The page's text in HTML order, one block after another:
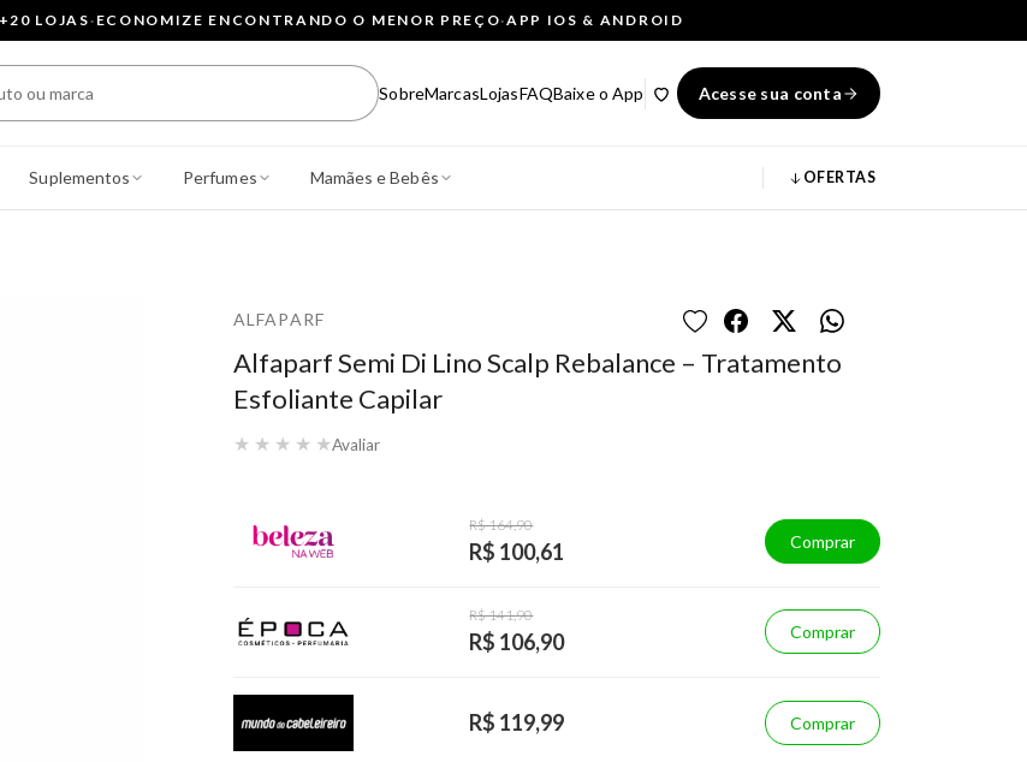
LOJAS· ECONOMIZE ENCONTRANDO O MENOR PREÇO·APP IOS & ANDROID
SobreMarcasLojasFAQBaixe o App Acesse sua conta
Suplementos Perfumes Mamães e Bebês OFERTAS
ALFAPARF
Alfaparf Semi Di Lino Scalp Rebalance – Tratamento
Esfoliante Capilar
★ ★ ★ ★ ★Avaliar
R$ 164,90
R$ 100,61 Comprar
R$ 141,90
R$ 106,90 Comprar
R$ 119,99 Comprar